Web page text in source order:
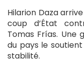
Hilarion Daza
coup d’État
Tomas Frías. Une
du pays le
stabilité.